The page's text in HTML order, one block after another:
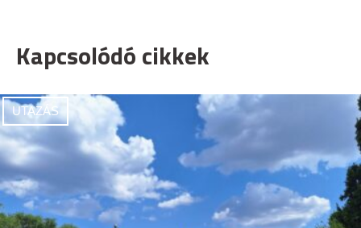
Kapcsolódó cikkek
UTAZÁS